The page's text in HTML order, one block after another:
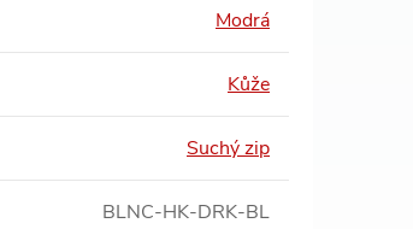
Modrá
Kůže
Suchý zip
BLNC-HK-DRK-BL